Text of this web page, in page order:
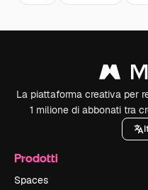
La piattaforma creativa per
1 milione di abbonati tra
Prodotti
Spaces